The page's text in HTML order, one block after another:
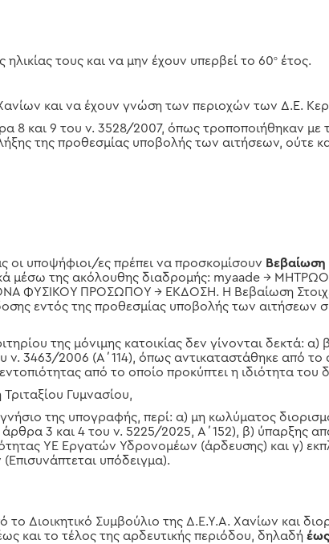
ηλικίας τους και να μην έχουν υπερβεί το 60ο έτος.
και να έχουν γνώση των περιοχών των Δ.Ε.
8 και 9 του ν. 3528/2007, όπως τροποποιήθηκαν με
της προθεσμίας υποβολής των αιτήσεων, ούτε
οι υποψήφιοι/ες πρέπει να προσκομίσουν Βεβαίωση
μέσω της ακόλουθης διαδρομής: myaade →
ΦΥΣΙΚΟΥ ΠΡΟΣΩΠΟΥ → ΕΚΔΟΣΗ. Η Βεβαίωση
εντός της προθεσμίας υποβολής των αιτήσεων
της μόνιμης κατοικίας δεν γίνονται δεκτά: α)
ν. 3463/2006 (Α΄114), όπως αντικαταστάθηκε από το
από το οποίο προκύπτει η ιδιότητα του
Γυμνασίου,
της υπογραφής, περί: α) μη κωλύματος
3 και 4 του ν. 5225/2025, Α΄152), β) ύπαρξης
ΥΕ Εργατών Υδρονομέων (άρδευσης) και γ)
υπόδειγμα).
Διοικητικό Συμβούλιο της Δ.Ε.Υ.Α. Χανίων και
και το τέλος της αρδευτικής περιόδου, δηλαδή